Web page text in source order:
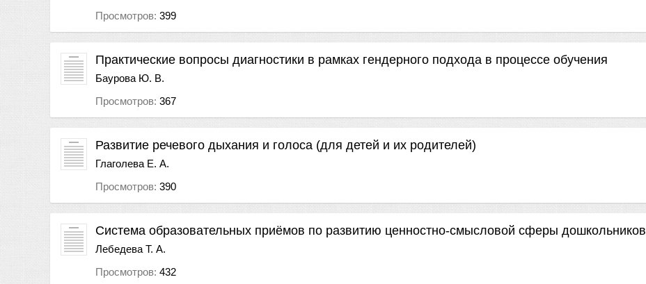
Просмотров: 399
Практические вопросы диагностики в рамках гендерного подхода в процессе обучения
Баурова Ю. В.
Просмотров: 367
Развитие речевого дыхания и голоса (для детей и их родителей)
Глаголева Е. А.
Просмотров: 390
Система образовательных приёмов по развитию ценностно-смысловой сферы дошкольников
Лебедева Т. А.
Просмотров: 432